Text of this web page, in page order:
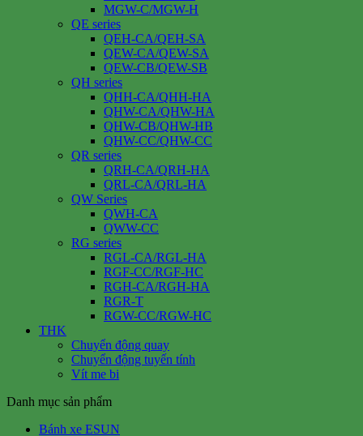
MGW-C/MGW-H
QE series
QEH-CA/QEH-SA
QEW-CA/QEW-SA
QEW-CB/QEW-SB
QH series
QHH-CA/QHH-HA
QHW-CA/QHW-HA
QHW-CB/QHW-HB
QHW-CC/QHW-CC
QR series
QRH-CA/QRH-HA
QRL-CA/QRL-HA
QW Series
QWH-CA
QWW-CC
RG series
RGL-CA/RGL-HA
RGF-CC/RGF-HC
RGH-CA/RGH-HA
RGR-T
RGW-CC/RGW-HC
THK
Chuyển động quay
Chuyển động tuyến tính
Vít me bi
Danh mục sản phẩm
Bánh xe ESUN